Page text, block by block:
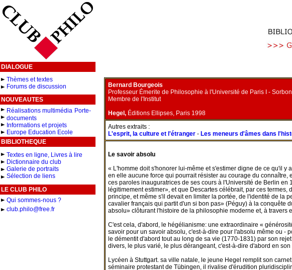
DIALOGUE
Thèmes et textes
Forums de discussion
NOUVEAUTES
Réalisations multimédia Porte-
documents
Informations et projets
Europe Education Ecole
BIBLIOTHEQUE
Textes en ligne, Livres à lire
Dictionnaire du club
Galerie de portraits
Sélection de liens
LE CLUB PHILO
Qui sommes-nous ?
club.philo@free.fr
Bernard Bourgeois
Professeur Émerite de Philosophie à l'Université de Paris I -
Membre de l'Institut
Hegel, Éditions Ellipses, Paris 1998
Autres extraits :
L'esprit, la culture et l'étranger- Les meneurs d'âmes dans
Le savoir absolu
« L'homme doit s'honorer lui-même et s'estimer digne de ce qu'il
en elle aucune force qui pourrait résister au courage du connaître,
ces paroles inauguratrices de ses cours à l'Université de Berlin
légitimement estimer», et que Descartes célébrait, par ces
principe, et même s'il devait en limiter la portée, de l'identité de la
cavalier français qui partit d'un si bon pas» (Péguy) à la conquête
absolu» clôturant l'histoire de la philosophie moderne et, à travers
C'est cela, d'abord, le hégélianisme: une extraordinaire «
savoir pour un savoir absolu, c'est-à-dire pour l'absolu même ou -
le démentit d'abord tout au long de sa vie (1770-1831) par son
divers, le plus varié, le plus dérangeant, c'est-à-dire d'abord en
Lycéen à Stuttgart. sa ville natale, le jeune Hegel remplit son
séminaire protestant de Tübingen, il rivalise d'érudition